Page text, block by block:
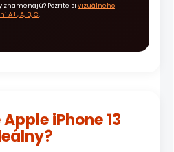
znamenajú? Pozrite si vizuálneho
A+, A, B, C.
iPhone 13